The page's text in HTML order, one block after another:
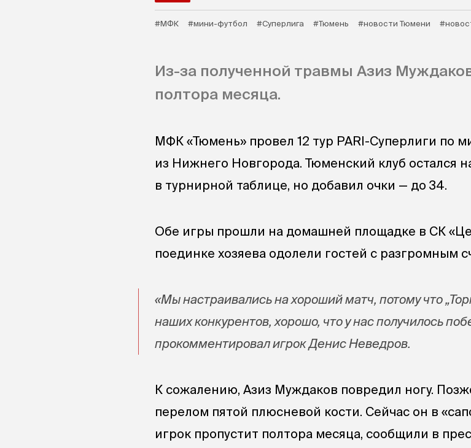
#МФК #мини-футбол #Суперлига #Тюмень #новости Тюмени
Из-за полученной травмы Азиз
полтора месяца.
МФК «Тюмень» провел 12 тур PARI-Суперлиги по
из Нижнего Новгорода. Тюменский клуб остался
в турнирной таблице, но добавил очки — до 34.
Обе игры прошли на домашней площадке в СК
поединке хозяева одолели гостей с разгромным
«Мы настраивались на хороший матч, потому что
наших конкурентов, хорошо, что у нас получилось
прокомментировал игрок Денис Неведров.
К сожалению, Азиз Муждаков повредил ногу.
перелом пятой плюсневой кости. Сейчас он в
игрок пропустит полтора месяца, сообщили в